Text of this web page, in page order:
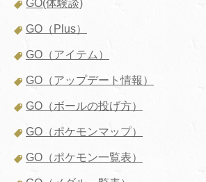
GO(体験談)
GO（Plus）
GO（アイテム）
GO（アップデート情報）
GO（ボールの投げ方）
GO（ポケモンマップ）
GO（ポケモン一覧表）